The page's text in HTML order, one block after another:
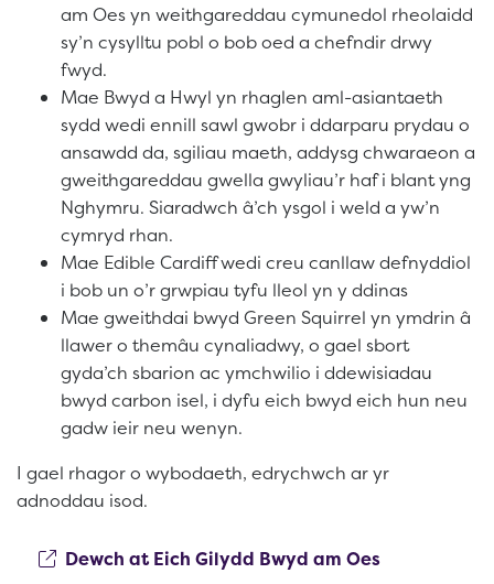
am Oes yn weithgareddau cymunedol rheolaidd
sy’n cysylltu pobl o bob oed a chefndir drwy
fwyd.
Mae Bwyd a Hwyl yn rhaglen aml-asiantaeth
sydd wedi ennill sawl gwobr i ddarparu prydau o
ansawdd da, sgiliau maeth, addysg chwaraeon a
gweithgareddau gwella gwyliau’r haf i blant yng
Nghymru. Siaradwch â’ch ysgol i weld a yw’n
cymryd rhan.
Mae Edible Cardiff wedi creu canllaw defnyddiol
i bob un o’r grwpiau tyfu lleol yn y ddinas
Mae gweithdai bwyd Green Squirrel yn ymdrin â
llawer o themâu cynaliadwy, o gael sbort
gyda’ch sbarion ac ymchwilio i ddewisiadau
bwyd carbon isel, i dyfu eich bwyd eich hun neu
gadw ieir neu wenyn.
I gael rhagor o wybodaeth, edrychwch ar yr
adnoddau isod.
Dewch at Eich Gilydd Bwyd am Oes(opens new